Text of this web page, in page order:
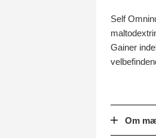
Self
Gainer
Om